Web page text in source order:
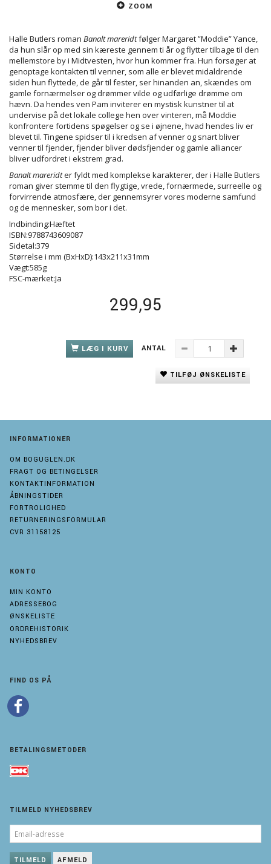
ZOOM
Halle Butlers roman Banalt mareridtfølger Margaret ”Moddie” Yance,
da hun slår op med sin kæreste gennem ti år og flytter tilbage til den
mellemstore by i Midtvesten, hvor hun kommer fra. Hun forsøger at
genoptage kontakten til venner, som alle er blevet midaldrende
siden hun flyttede, de går til fester, ser hinanden an, skændes om
gamle fornærmelser og drømmer vilde og udførlige drømme om
hævn. Da hendes ven Pam inviterer en mystisk kunstner til at
undervise på det lokale college hen over vinteren, må Moddie
konfrontere fortidens spøgelser og se i øjnene, hvad hendes liv er
blevet til. Tingene spidser til i kredsen af venner og snart bliver
venner til fjender, fjender bliver dødsfjender og gamle alliancer
bliver udfordret i ekstrem grad.
Banalt mareridter fyldt med komplekse karakterer, der i Halle Butlers
roman giver stemme til den flygtige, vrede, fornærmede, surreelle og
forvirrende atmosfære, der gennemsyrer vores moderne samfund
og de mennesker, som bor i det.
Indbinding:Hæftet
ISBN:9788743609087
Sidetal:379
Størrelse i mm (BxHxD):143x211x31mm
Vægt:585g
FSC-mærket:Ja
299,95
LÆG I KURV ANTAL
TILFØJ ØNSKELISTE
INFORMATIONER
OM BOGUGLEN.DK
FRAGT OG BETINGELSER
KONTAKTINFORMATION
ÅBNINGSTIDER
FORTROLIGHED
RETURNERINGSFORMULAR
CVR 31158125
KONTO
MIN KONTO
ADRESSEBOG
ØNSKELISTE
ORDREHISTORIK
NYHEDSBREV
FIND OS PÅ
BETALINGSMETODER
TILMELD NYHEDSBREV
EMAIL-
ADRESSE
TILMELD AFMELD